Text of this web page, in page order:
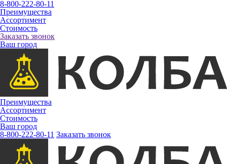
8-800-222-80-11
Преимущества
Ассортимент
Стоимость
Заказать звонок
Ваш город
Преимущества
Ассортимент
Стоимость
Ваш город
8-800-222-80-11 Заказать звонок